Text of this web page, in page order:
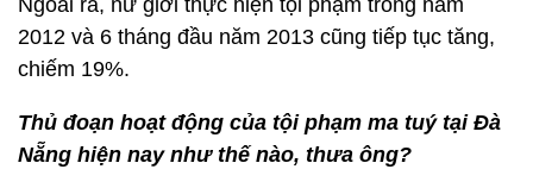
Ngoài ra, nữ giới thực hiện tội phạm trong năm
2012 và 6 tháng đầu năm 2013 cũng tiếp tục tăng,
chiếm 19%.
Thủ đoạn hoạt động của tội phạm ma tuý tại Đà
Nẵng hiện nay như thế nào, thưa ông?